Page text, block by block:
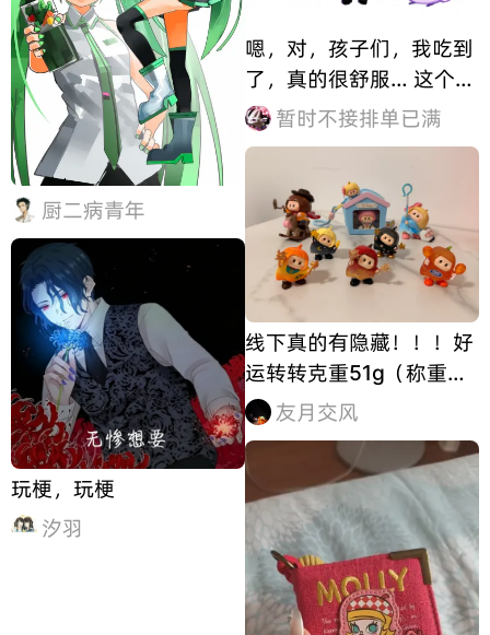
厨二病青年
玩梗，玩梗
汐羽
嗯，对，孩子们，我吃到
了，真的很舒服… 这个小
鸟也是非常的肥美之萌好
吧… （有私设AU自行避
炫耀的呵，呵呵，好舒服
嘿嘿嘿嘿嘿嘿！🔥🔥😈
😈😈 @匿名浣熊！ 主任
给的无
暂时不接排单已满
线下真的有隐藏！！！好
运转转克重51g（称重器
精度不够，只能显示整
数）前后摇不动，上下有
一点空间，左右晃动空间
比上下稍微大一点，拆出
来居然是好运转转！
友月交风